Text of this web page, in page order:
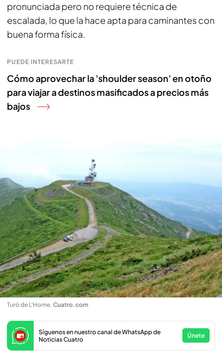
pronunciada pero no requiere técnica de
escalada, lo que la hace apta para caminantes con
buena forma física.
PUEDE INTERESARTE
Cómo aprovechar la 'shoulder season' en otoño
para viajar a destinos masificados a precios más
bajos
Turó de L'Home. Cuatro.com
Síguenos en nuestro canal de WhatsApp de
Noticias Cuatro
Únete